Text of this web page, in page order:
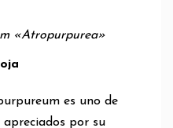
«Atropurpurea»
es uno de
apreciados por su